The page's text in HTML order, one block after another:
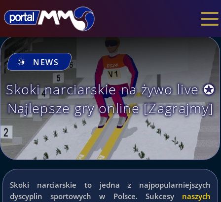
NEWS
Skoki narciarskie na żywo live ✪
Najlepsze gry online [Zagrajmy]
Skoki narciarskie to jedna z najpopularniejszych
dyscyplin sportowych w Polsce. Sukcesy naszych